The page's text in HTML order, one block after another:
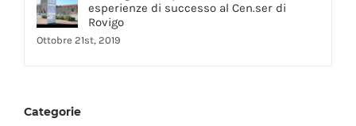
esperienze di successo al Cen.ser di
Rovigo
Ottobre 21st, 2019
Categorie